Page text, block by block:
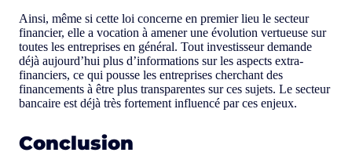
Ainsi, même si cette loi concerne en premier lieu le secteur
financier, elle a vocation à amener une évolution vertueuse sur
toutes les entreprises en général. Tout investisseur demande
déjà aujourd’hui plus d’informations sur les aspects extra-
financiers, ce qui pousse les entreprises cherchant des
financements à être plus transparentes sur ces sujets. Le secteur
bancaire est déjà très fortement influencé par ces enjeux.
Conclusion